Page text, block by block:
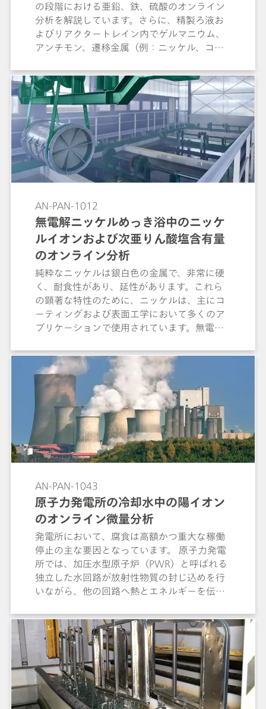
の段階における亜鉛、鉄、硫酸のオンライン
分析を解説しています。さらに、精製ろ液お
よびリアクタートレイン内でゲルマニウム、
アンチモン、遷移金属（例：ニッケル、コバ
（< 50 µg/L）の正確な測定が可能です。
AN-PAN-1012
無電解ニッケルめっき浴中のニッケ
ルイオンおよび次亜りん酸塩含有量
のオンライン分析
純粋なニッケルは銀白色の金属で、非常に硬
く、耐食性があり、延性があります。これら
の顕著な特性のために、ニッケルは、主にコ
ーティングおよび表面工学において多くのア
プリケーションで使用されています。無電解
を工作物の表面にめっきするための自己触媒
化学技術です。この方法は、めっきのために
金属イオンと反応する還元剤（次亜リン酸ナ
トリウム）の含有量に依存します。 しかし、
めっき浴の薬品の寿命は限られているので、
薬品の消費を自動的に監視することが重要な
プロセス制御要件となります。めっき浴を長
時間使用すると、薬品中の電解質は反応生成
物で過負荷になり、工作物の表面および層の
プリケーションノートは、ニッケル‐リン合
金の均一な層を確実にめっきさせるために、
無電解ニッケルめっき浴中の各種活性浴成分
を定期的にモニタリングする手法を提案しま
す。
AN-PAN-1043
原子力発電所の冷却水中の陽イオン
のオンライン微量分析
発電所において、腐食は高額かつ重大な稼働
停止の主な要因となっています。 原子力発電
所では、加圧水型原子炉（PWR）と呼ばれる
独立した水回路が放射性物質の封じ込めを行
いながら、他の回路へ熱とエネルギーを伝達
および水酸化リチウムが添加されますが、こ
れらの成分は他の分析測定を複雑化させる場
合があります。 リチウムは腐食防止の役割を
果たし、亜鉛、ニッケル、アンモニウムイオ
ンなどとともにモニタリングが必要です。 こ
れらの陽イオンを単一分析でサブµg/Lレベル
の感度でオンライン測定するために、2060 IC